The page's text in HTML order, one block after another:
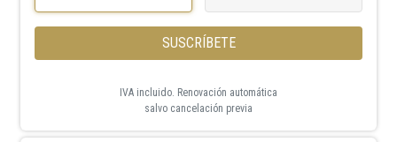
SUSCRÍBETE
IVA incluido. Renovación automática
salvo cancelación previa